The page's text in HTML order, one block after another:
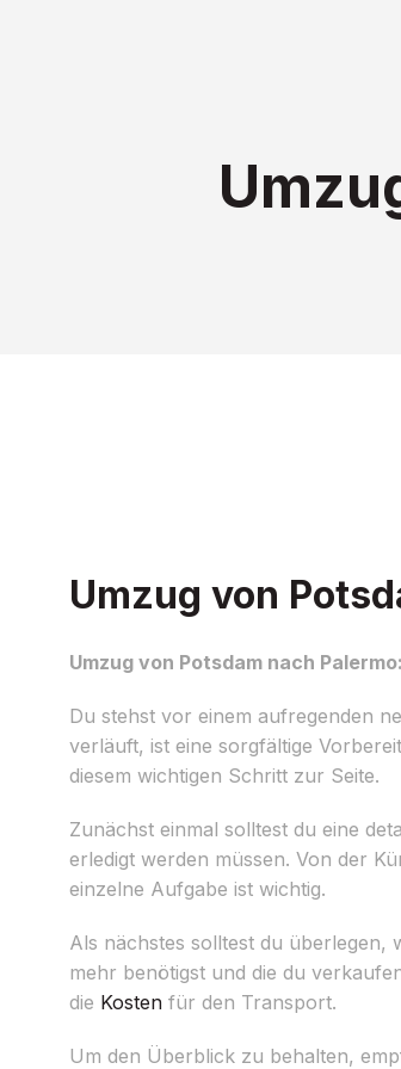
Umzug von
Umzug von Potsdam nach
Du stehst vor einem aufregenden
verläuft, ist eine sorgfältige
diesem wichtigen Schritt zur Seite.
Zunächst einmal solltest du eine
erledigt werden müssen. Von der
einzelne Aufgabe ist wichtig.
Als nächstes solltest du überlegen,
mehr benötigst und die du
die Kosten für den Transport.
Um den Überblick zu behalten,